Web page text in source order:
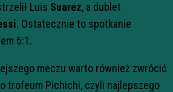
Luis Suarez, a dublet
. Ostatecznie to spotkanie
6:1.
meczu warto również zwrócić
trofeum Pichichi, czyli najlepszego